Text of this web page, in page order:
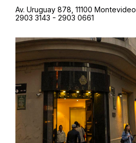
Av. Uruguay 878, 11100 Montevideo
2903 3143 - 2903 0661